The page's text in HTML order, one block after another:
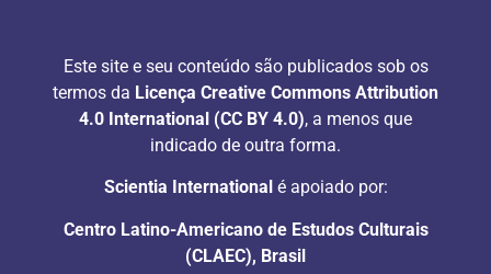
Este site e seu conteúdo são publicados sob os
termos da Licença Creative Commons Attribution
4.0 International (CC BY 4.0), a menos que
indicado de outra forma.
Scientia International é apoiado por:
Centro Latino-Americano de Estudos Culturais
(CLAEC), Brasil